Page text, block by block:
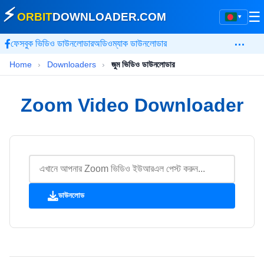
▾
⚡ORBITDOWNLOADER.COM ☰
ফেসবুক ভিডিও ডাউনলোডারঅডিওম্যাক ডাউনলোডার …
Home › Downloaders › জুম ভিডিও ডাউনলোডার
Zoom Video Downloader
ডাউনলোড